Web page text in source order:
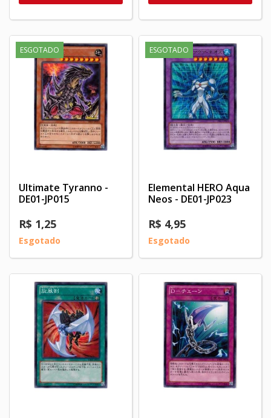
ESGOTADO
Ultimate Tyranno -
DE01-JP015
R$ 1,25
Esgotado
ESGOTADO
Elemental HERO Aqua
Neos - DE01-JP023
R$ 4,95
Esgotado